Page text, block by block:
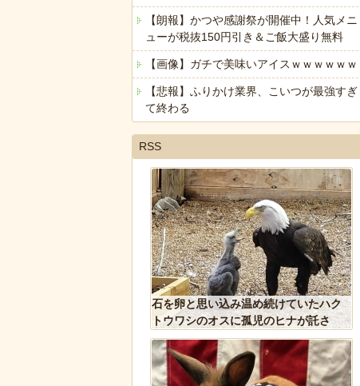
【朗報】かつや感謝祭が開催中！人気メニ
ューが税抜150円引き＆ご飯大盛り無料
【画像】ガチで美味いアイスｗｗｗｗｗｗ
【悲報】ふりかけ業界、こいつが最強すぎ
て終わる
RSS
石を卵と思い込み温め続けていたハク
トウワシのオスに孤児のヒナが託さ
れ、お世話をするように【続編】